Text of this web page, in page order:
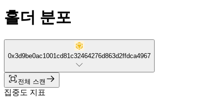
홀더 분포
0x3d9be0ac1001cd81c32464276d863d2ffdca4967
전체 스캔
집중도 지표